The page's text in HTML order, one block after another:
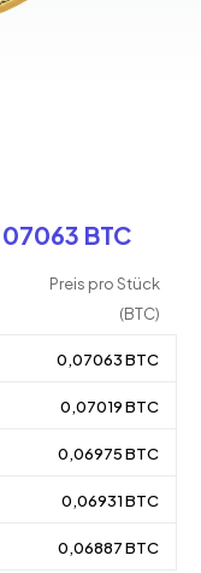
BTC
Preis pro Stück
(BTC)
0,07063 BTC
0,07019 BTC
0,06975 BTC
0,06931 BTC
0,06887 BTC